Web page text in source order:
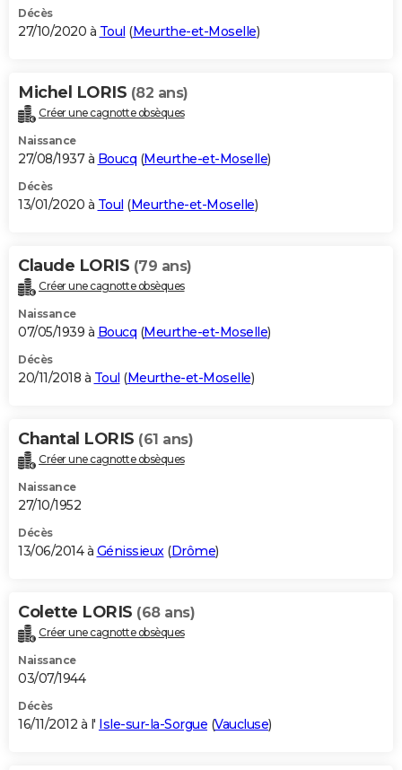
Décès
27/10/2020 à Toul (Meurthe-et-Moselle)
Michel LORIS (82 ans)
Créer une cagnotte obsèques
Naissance
27/08/1937 à Boucq (Meurthe-et-Moselle)
Décès
13/01/2020 à Toul (Meurthe-et-Moselle)
Claude LORIS (79 ans)
Créer une cagnotte obsèques
Naissance
07/05/1939 à Boucq (Meurthe-et-Moselle)
Décès
20/11/2018 à Toul (Meurthe-et-Moselle)
Chantal LORIS (61 ans)
Créer une cagnotte obsèques
Naissance
27/10/1952
Décès
13/06/2014 à Génissieux(Drôme)
Colette LORIS (68 ans)
Créer une cagnotte obsèques
Naissance
03/07/1944
Décès
16/11/2012 à l' Isle-sur-la-Sorgue (Vaucluse)